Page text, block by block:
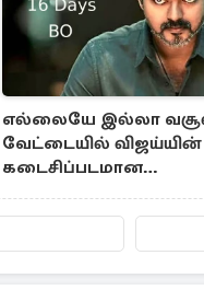
எல்லையே இல்லா
வேட்டையில் விஜய்யின்
கடைசிப்படமான
ஆபிஸ்